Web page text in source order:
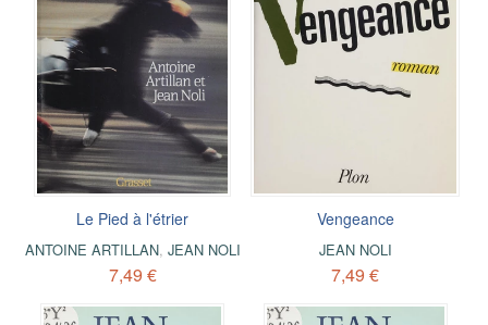
Le Pied à l'étrier
ANTOINE ARTILLAN, JEAN NOLI
7,49 €
Vengeance
JEAN NOLI
7,49 €